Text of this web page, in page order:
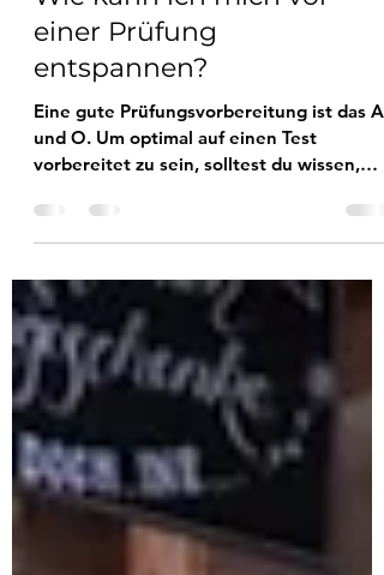
Sprachpflegerin
6 Min. Lesezeit
Wie kann ich mich vor
einer Prüfung
entspannen?
Eine gute Prüfungsvorbereitung ist das A
und O. Um optimal auf einen Test
wie du entspannen kannst.